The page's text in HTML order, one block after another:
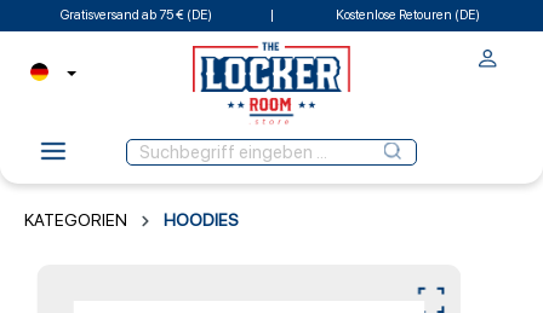
Gratisversand ab 75 € (DE) Kostenlose Retouren (DE)
KATEGORIEN HOODIES